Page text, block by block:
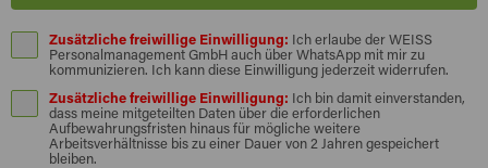
Zusätzliche freiwillige Einwilligung: Ich erlaube der WEISS
Personalmanagement GmbH auch über WhatsApp mit mir zu
kommunizieren. Ich kann diese Einwilligung jederzeit widerrufen.
Zusätzliche freiwillige Einwilligung: Ich bin damit einverstanden,
dass meine mitgeteilten Daten über die erforderlichen
Aufbewahrungsfristen hinaus für mögliche weitere
Arbeitsverhältnisse bis zu einer Dauer von 2 Jahren gespeichert
bleiben.